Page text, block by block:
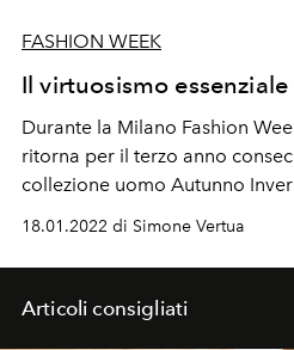
FASHION WEEK
Il virtuosismo
Durante la Milano Fashion
ritorna per il terzo anno
collezione uomo Autunno
18.01.2022 di Simone Vertua
Articoli consigliati